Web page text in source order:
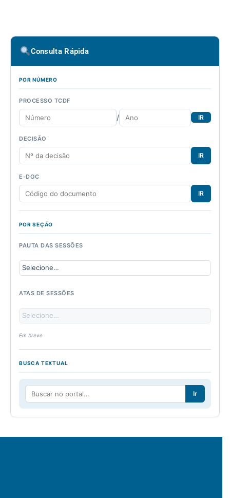
Consulta Rápida
POR NÚMERO
PROCESSO TCDF
/ IR
DECISÃO
IR
E-DOC
IR
POR SEÇÃO
PAUTA DAS SESSÕES
ATAS DE SESSÕES
Em breve
BUSCA TEXTUAL
Ir